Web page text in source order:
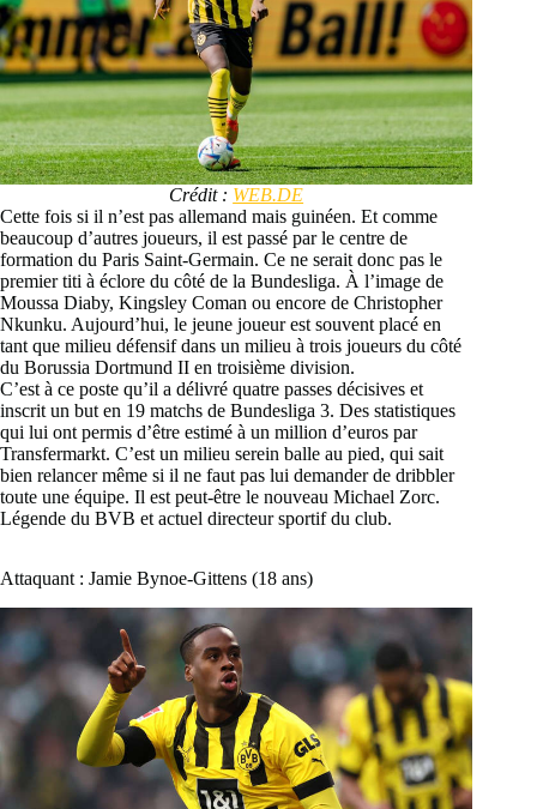
Crédit : WEB.DE
Cette fois si il n’est pas allemand mais guinéen. Et comme
beaucoup d’autres joueurs, il est passé par le centre de
formation du Paris Saint-Germain. Ce ne serait donc pas le
premier titi à éclore du côté de la Bundesliga. À l’image de
Moussa Diaby, Kingsley Coman ou encore de Christopher
Nkunku. Aujourd’hui, le jeune joueur est souvent placé en
tant que milieu défensif dans un milieu à trois joueurs du côté
du Borussia Dortmund II en troisième division.
C’est à ce poste qu’il a délivré quatre passes décisives et
inscrit un but en 19 matchs de Bundesliga 3. Des statistiques
qui lui ont permis d’être estimé à un million d’euros par
Transfermarkt. C’est un milieu serein balle au pied, qui sait
bien relancer même si il ne faut pas lui demander de dribbler
toute une équipe. Il est peut-être le nouveau Michael Zorc.
Légende du BVB et actuel directeur sportif du club.
Attaquant : Jamie Bynoe-Gittens (18 ans)